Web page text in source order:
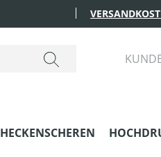
HECKENSCHEREN